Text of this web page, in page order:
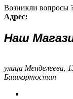
Возникли вопросы
Адрес:
Наш
улица Менделеева,
Башкортостан